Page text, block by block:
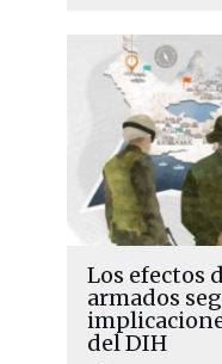
Los efectos
armados
del DIH